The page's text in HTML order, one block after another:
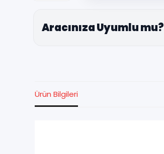
Aracınıza Uyumlu mu?
Ürün Bilgileri